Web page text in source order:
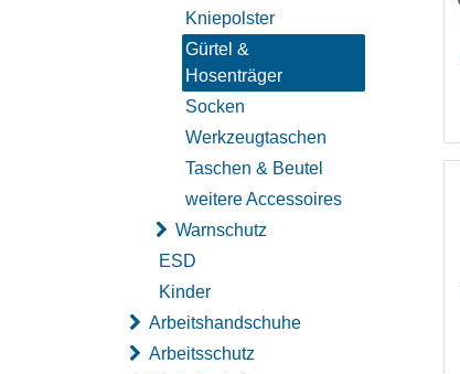
Kniepolster
Gürtel &
Hosenträger
Socken
Werkzeugtaschen
Taschen & Beutel
weitere Accessoires
Warnschutz
ESD
Kinder
Arbeitshandschuhe
Arbeitsschutz